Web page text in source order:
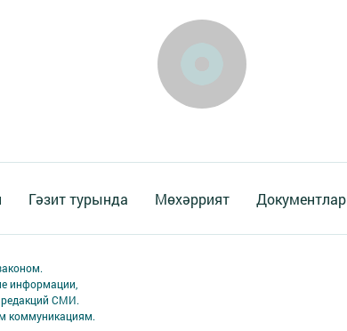
Гәзит турында Мөхәррият Документлар
информации,
редакций СМИ.
коммуникациям.